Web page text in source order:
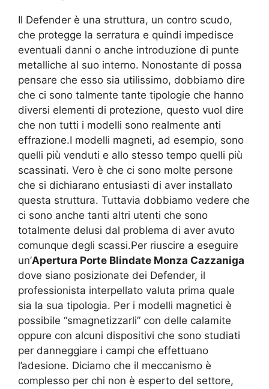
Il Defender è una struttura, un contro scudo,
che protegge la serratura e quindi impedisce
eventuali danni o anche introduzione di punte
metalliche al suo interno. Nonostante di possa
pensare che esso sia utilissimo, dobbiamo dire
che ci sono talmente tante tipologie che hanno
diversi elementi di protezione, questo vuol dire
che non tutti i modelli sono realmente anti
effrazione.I modelli magneti, ad esempio, sono
quelli più venduti e allo stesso tempo quelli più
scassinati. Vero è che ci sono molte persone
che si dichiarano entusiasti di aver installato
questa struttura. Tuttavia dobbiamo vedere che
ci sono anche tanti altri utenti che sono
totalmente delusi dal problema di aver avuto
comunque degli scassi.Per riuscire a eseguire
un’Apertura Porte Blindate Monza Cazzaniga
dove siano posizionate dei Defender, il
professionista interpellato valuta prima quale
sia la sua tipologia. Per i modelli magnetici è
possibile “smagnetizzarli” con delle calamite
oppure con alcuni dispositivi che sono studiati
per danneggiare i campi che effettuano
l’adesione. Diciamo che il meccanismo è
complesso per chi non è esperto del settore,